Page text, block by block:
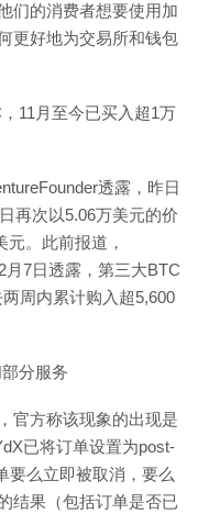
们的消费者想要使用加
更好地为交易所和钱包
11月至今已买入超1万
透露，昨日
再次以5.06万美元的价
。此前报道，
月7日透露，第三大BTC
周内累计购入超5,600
分服务
官方称该现象的出现是
已将订单设置为post-
要么立即被取消，要么
结果（包括订单是否已